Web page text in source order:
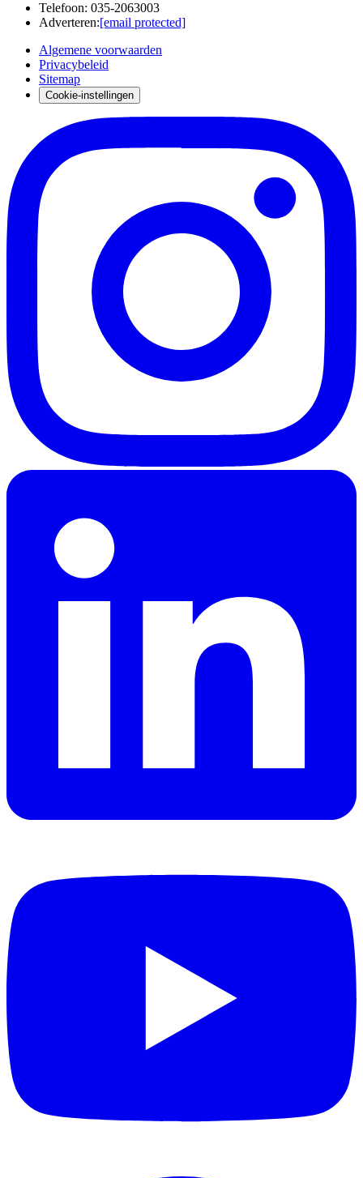
Telefoon: 035-2063003
Adverteren:[email protected]
Algemene voorwaarden
Privacybeleid
Sitemap
Cookie-instellingen